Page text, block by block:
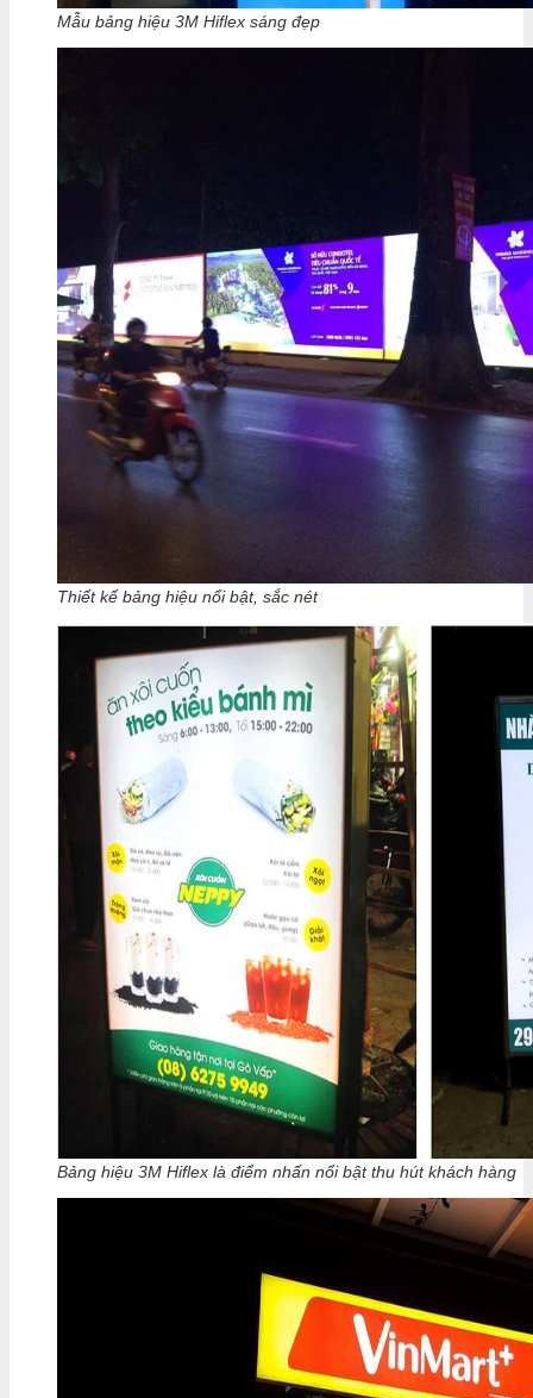
Mẫu bảng hiệu 3M Hiflex sáng đẹp
Thiết kế bảng hiệu nổi bật, sắc nét
Bảng hiệu 3M Hiflex là điểm nhấn nổi bật thu hút khách hàng